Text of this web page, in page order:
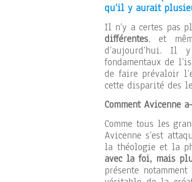
qu’il y aurait
Il n’y a certes pas
différentes, et
d’aujourd’hui. Il
fondamentaux de
de faire prévaloir
cette disparité des
Comment
Comme tous les
Avicenne s’est
la théologie et la
avec la foi, mais
présente